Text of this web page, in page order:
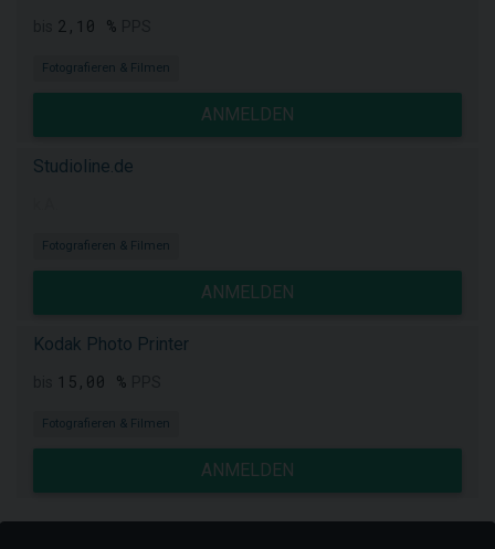
2,10 %
Fotografieren & Filmen
ANMELDEN
Studioline.de
Fotografieren & Filmen
ANMELDEN
Kodak Photo Printer
15,00 %
Fotografieren & Filmen
ANMELDEN